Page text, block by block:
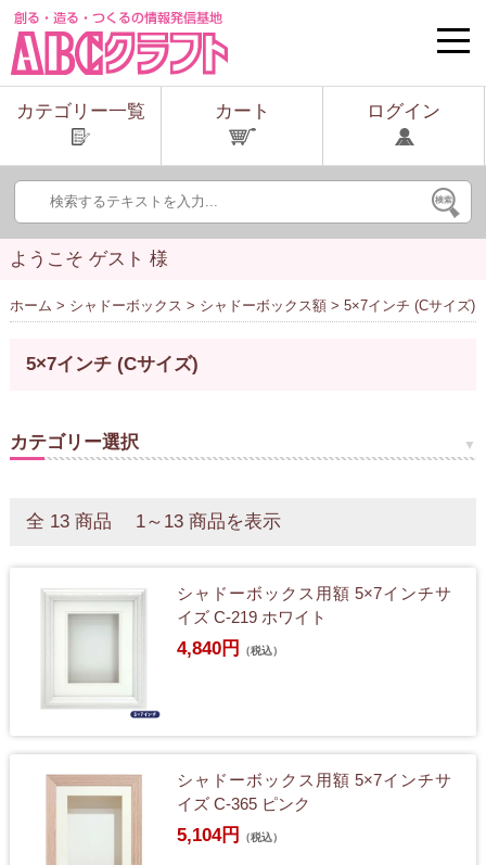
toggle
カテゴリー一覧
カート ログイン
ようこそ ゲスト 様
ホーム > シャドーボックス > シャドーボックス額> 5×7インチ (Cサイズ)
5×7インチ (Cサイズ)
カテゴリー選択
全 13 商品 1～13 商品を表示
シャドーボックス用額 5×7インチサ
イズ C-219 ホワイト
4,840円 （税込）
シャドーボックス用額 5×7インチサ
イズ C-365 ピンク
5,104円 （税込）